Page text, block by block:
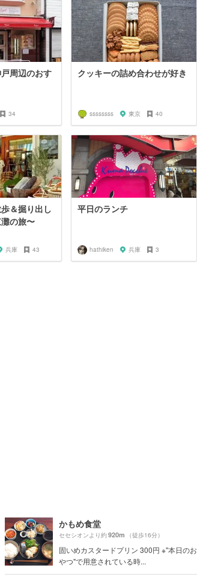
周辺のおす
34
クッキーの詰め合わせが好き
ssssssss 東京 40
歩＆掘り出し
の旅〜
兵庫 43
平日のランチ
hathiken 兵庫 3
かもめ食堂
セセシオンより約920m （徒歩16分）
固いめカスタードプリン 300円 ※"本日のお
やつ"で用意されている時...